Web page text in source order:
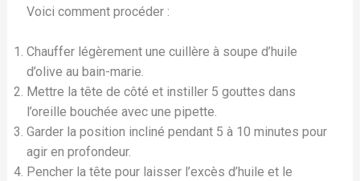
Voici comment procéder :
Chauffer légèrement une cuillère à soupe d’huile
d’olive au bain-marie.
Mettre la tête de côté et instiller 5 gouttes dans
l’oreille bouchée avec une pipette.
Garder la position incliné pendant 5 à 10 minutes pour
agir en profondeur.
Pencher la tête pour laisser l’excès d’huile et le